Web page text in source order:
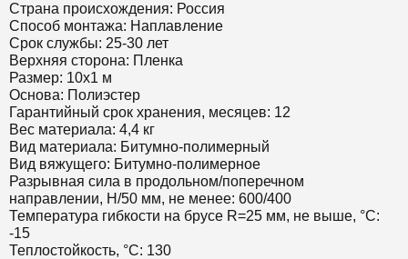
Страна происхождения: Россия
Способ монтажа: Наплавление
Срок службы: 25-30 лет
Верхняя сторона: Пленка
Размер: 10х1 м
Основа: Полиэстер
Гарантийный срок хранения, месяцев: 12
Вес материала: 4,4 кг
Вид материала: Битумно-полимерный
Вид вяжущего: Битумно-полимерное
Разрывная сила в продольном/поперечном
направлении, Н/50 мм, не менее: 600/400
Температура гибкости на брусе R=25 мм, не выше, °C:
-15
Теплостойкость, °C: 130